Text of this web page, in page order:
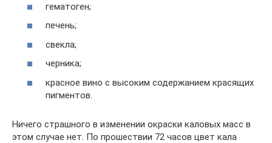
гематоген;
печень;
свекла;
черника;
красное вино с высоким содержанием красящих
пигментов.
Ничего страшного в изменении окраски каловых масс в
этом случае нет. По прошествии 72 часов цвет кала